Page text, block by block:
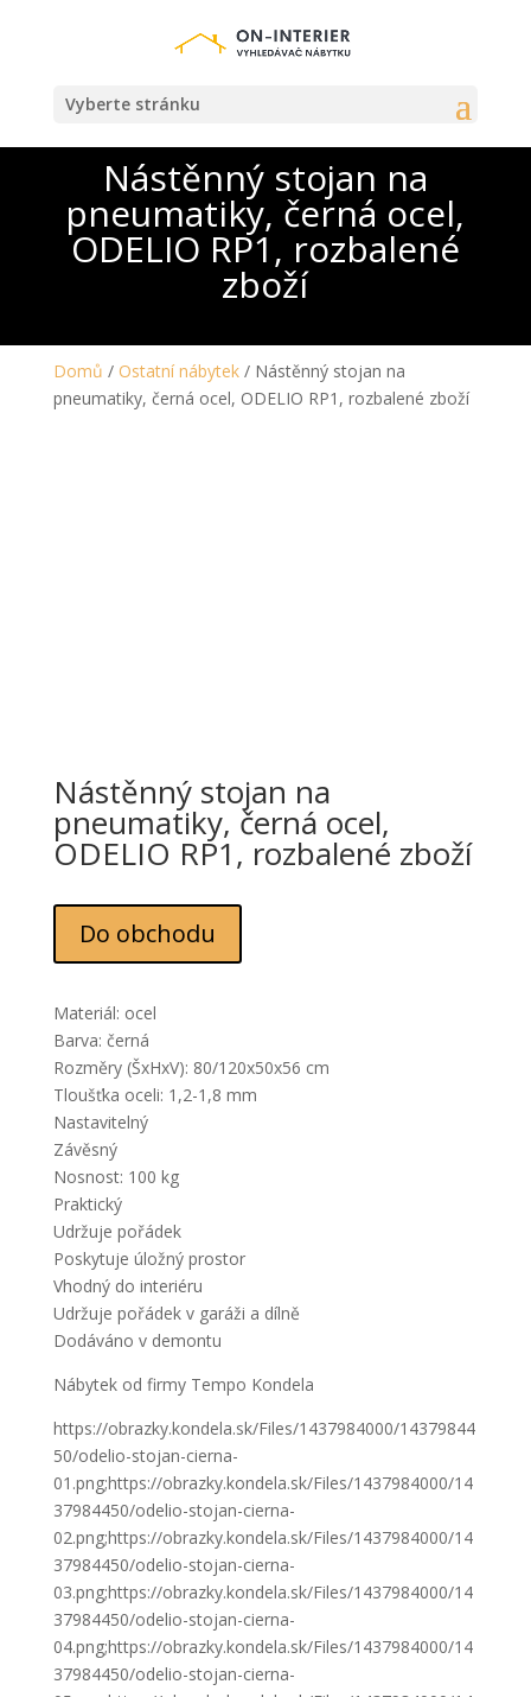
Vyberte stránku
Nástěnný stojan na
pneumatiky, černá ocel,
ODELIO RP1, rozbalené
zboží
Domů / Ostatní nábytek/ Nástěnný stojan na
pneumatiky, černá ocel, ODELIO RP1, rozbalené zboží
Nástěnný stojan na
pneumatiky, černá ocel,
ODELIO RP1, rozbalené zboží
Do obchodu
Materiál: ocel
Barva: černá
Rozměry (ŠxHxV): 80/120x50x56 cm
Tloušťka oceli: 1,2-1,8 mm
Nastavitelný
Závěsný
Nosnost: 100 kg
Praktický
Udržuje pořádek
Poskytuje úložný prostor
Vhodný do interiéru
Udržuje pořádek v garáži a dílně
Dodáváno v demontu
Nábytek od firmy Tempo Kondela
https://obrazky.kondela.sk/Files/1437984000/14379844
50/odelio-stojan-cierna-
01.png;https://obrazky.kondela.sk/Files/1437984000/14
37984450/odelio-stojan-cierna-
02.png;https://obrazky.kondela.sk/Files/1437984000/14
37984450/odelio-stojan-cierna-
03.png;https://obrazky.kondela.sk/Files/1437984000/14
37984450/odelio-stojan-cierna-
04.png;https://obrazky.kondela.sk/Files/1437984000/14
37984450/odelio-stojan-cierna-